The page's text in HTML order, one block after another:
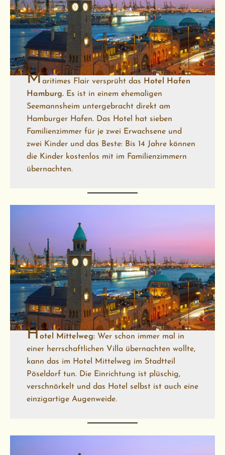
Maritimes Flair versprüht das Hotel Hafen
Hamburg. Es ist in einem ehemaligen
Seemannsheim untergebracht direkt am
Hamburger Hafen. Das Hotel hat sieben
Familienzimmer für je zwei Erwachsene und
zwei Kinder und das Beste: Bis 14 Jahre können
die Kinder kostenlos mit im Familienzimmern
übernachten.
Hotel Mittelweg: Wer schon immer mal in
einer herrschaftlichen Villa übernachten wollte,
kann das im Hotel Mittelweg im Stadtteil
Pöseldorf tun. Die Einrichtung ist plüschig,
verschnörkelt und das Hotel selbst ist auch eine
einzigartige Augenweide.